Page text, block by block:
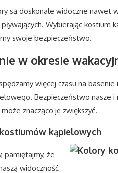
są doskonale widoczne nawet
Wybierając kostium
swoje bezpieczeństwo.
w okresie
więcej czasu na
Bezpieczeństwo nasze i
znacząco je zwiększyć.
kąpielowych
pamiętajmy, że
widoczność